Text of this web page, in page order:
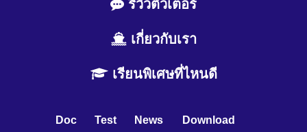
รีวิวติวเตอร์
เกี่ยวกับเรา
เรียนพิเศษที่ไหนดี
Doc Test News Download